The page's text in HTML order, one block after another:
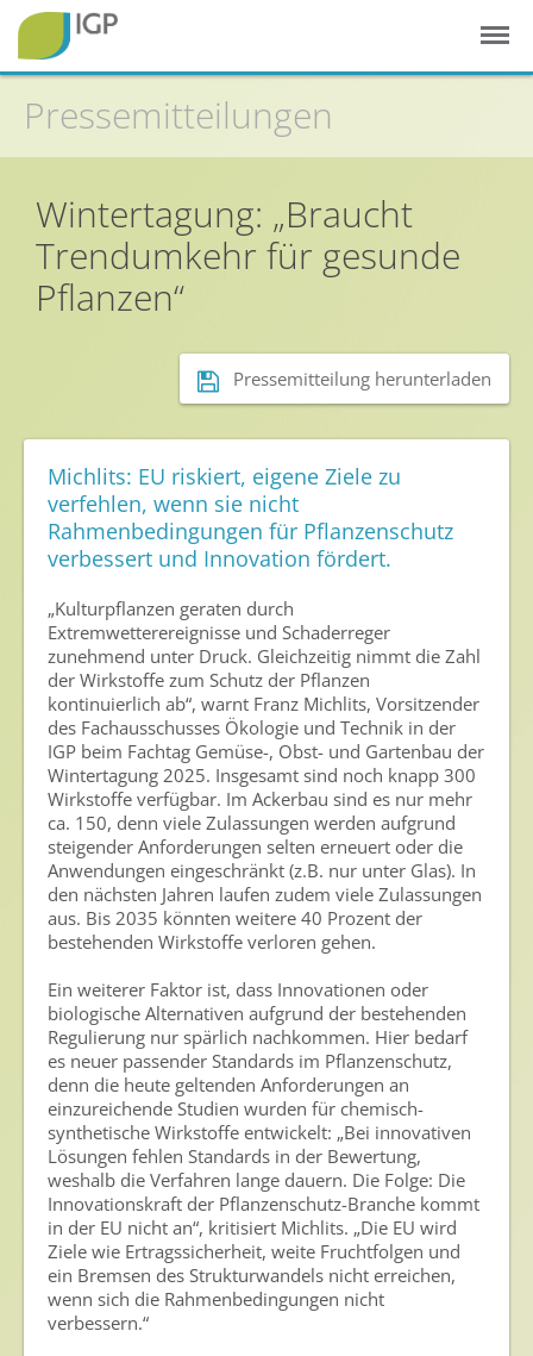
Gesunde Pflanzen
In der Landwirtschaft
Integrierter Pflanzenschutz
Geschichte des Pflanzenschutzes
Umweltschutz
Gesunde Nahrung
Nutzen von Pflanzenschutzmitteln
Sichere Lebensmittel
Zulassung
Gesunde Menschen
Versorgungs- & Ernährungssicherheit
Gepflegtes Eigenheim
Anwenderschutz
Entsorgung von Pflanzenschutzmittel-Leergebinden
Die IGP
Ansprechpersonen
Veranstaltungen & Aktionen
Presse
Pressemitteilungen
Pressebilder
Pressemappe
Pressekontakt
Mediathek
Pressemitteilungen
Wintertagung: „Braucht
Trendumkehr für gesunde
Pflanzen“
Pressemitteilung herunterladen
Michlits: EU riskiert, eigene Ziele zu
verfehlen, wenn sie nicht
Rahmenbedingungen für Pflanzenschutz
verbessert und Innovation fördert.
„Kulturpflanzen geraten durch
Extremwetterereignisse und Schaderreger
zunehmend unter Druck. Gleichzeitig nimmt die Zahl
der Wirkstoffe zum Schutz der Pflanzen
kontinuierlich ab“, warnt Franz Michlits, Vorsitzender
des Fachausschusses Ökologie und Technik in der
IGP beim Fachtag Gemüse-, Obst- und Gartenbau der
Wintertagung 2025. Insgesamt sind noch knapp 300
Wirkstoffe verfügbar. Im Ackerbau sind es nur mehr
ca. 150, denn viele Zulassungen werden aufgrund
steigender Anforderungen selten erneuert oder die
Anwendungen eingeschränkt (z.B. nur unter Glas). In
den nächsten Jahren laufen zudem viele Zulassungen
aus. Bis 2035 könnten weitere 40 Prozent der
bestehenden Wirkstoffe verloren gehen.
Ein weiterer Faktor ist, dass Innovationen oder
biologische Alternativen aufgrund der bestehenden
Regulierung nur spärlich nachkommen. Hier bedarf
es neuer passender Standards im Pflanzenschutz,
denn die heute geltenden Anforderungen an
einzureichende Studien wurden für chemisch-
synthetische Wirkstoffe entwickelt: „Bei innovativen
Lösungen fehlen Standards in der Bewertung,
weshalb die Verfahren lange dauern. Die Folge: Die
Innovationskraft der Pflanzenschutz-Branche kommt
in der EU nicht an“, kritisiert Michlits. „Die EU wird
Ziele wie Ertragssicherheit, weite Fruchtfolgen und
ein Bremsen des Strukturwandels nicht erreichen,
wenn sich die Rahmenbedingungen nicht
verbessern.“